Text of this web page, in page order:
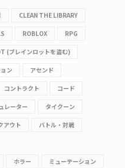
CLEAN THE LIBRARY
ROBLOX RPG
(ブレインロットを盗む)
ン アセンド
コントラクト コード
レーター タイクーン
アウト バトル・対戦
ホラー ミューテーション